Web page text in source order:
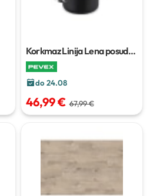
Korkmaz Linija Lena posuda
6,5 l
do 24.08
46,99 € 67,99 €